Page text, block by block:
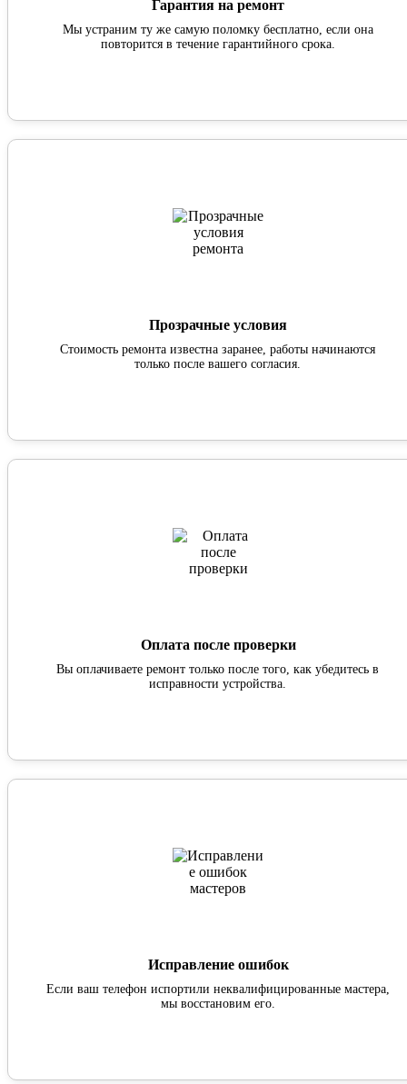
Гарантия на ремонт
Мы устраним ту же самую поломку бесплатно, если она
повторится в течение гарантийного срока.
Прозрачные условия
Стоимость ремонта известна заранее, работы начинаются
только после вашего согласия.
Оплата после проверки
Вы оплачиваете ремонт только после того, как убедитесь в
исправности устройства.
Исправление ошибок
Если ваш телефон испортили неквалифицированные мастера,
мы восстановим его.